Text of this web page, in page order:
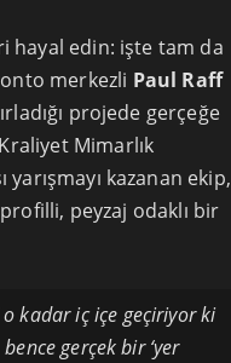
hayal edin: işte tam da
merkezli Paul Raff
projede gerçeğe
Mimarlık
kazanan ekip,
peyzaj odaklı bir
kadar iç içe geçiriyor ki
gerçek bir ‘yer